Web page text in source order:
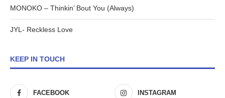
MONOKO – Thinkin’ Bout You (Always)
JYL- Reckless Love
KEEP IN TOUCH
FACEBOOK INSTAGRAM